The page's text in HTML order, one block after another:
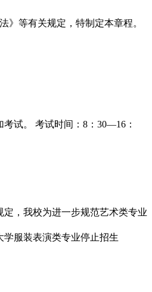
》等有关规定，特制定本章程。
试。 考试时间：8：30―16：
，我校为进一步规范艺术类专业